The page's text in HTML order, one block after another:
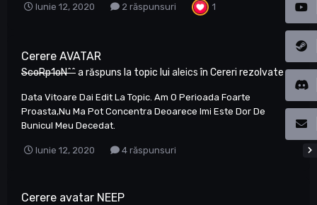
Iunie 12, 2020 2 răspunsuri 1
Cerere AVATAR
ScoRp1oN^^a răspuns la topic lui aleicsîn Cereri rezolvate
Data Vitoare Dai Edit La Topic. Am O Perioada Foarte
Proasta,Nu Ma Pot Concentra Deoarece Imi Este Dor De
Bunicul Meu Decedat.
Iunie 12, 2020 4 răspunsuri
Cerere avatar NEEP